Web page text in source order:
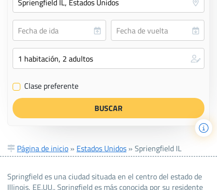
✔ Clase preferente
Página de inicio » Estados Unidos » Spriengfield IL
Springfield es una ciudad situada en el centro del estado de
Illinois, EE.UU.. Springfield es más conocida por su residente